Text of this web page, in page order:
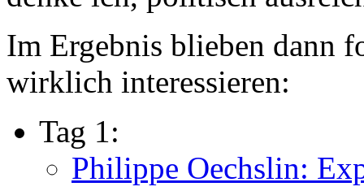
Im Ergebnis blieben dann
wirklich interessieren:
Tag 1:
Philippe Oechslin: